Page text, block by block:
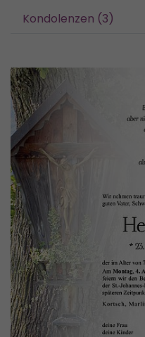
Kondolenzen (3)